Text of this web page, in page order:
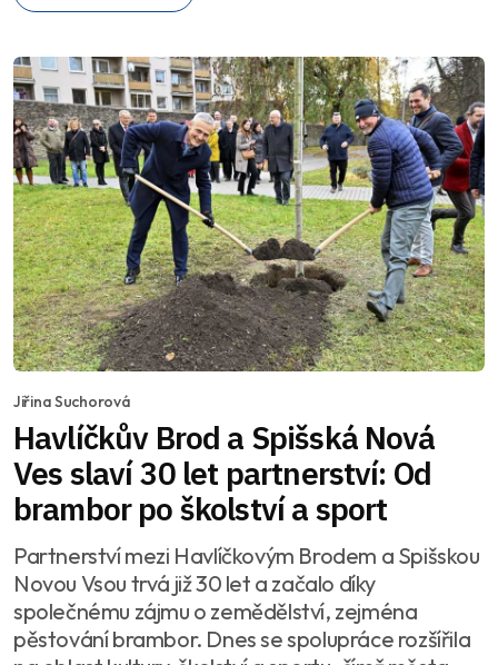
Jiřina Suchorová
Havlíčkův Brod a Spišská Nová
Ves slaví 30 let partnerství: Od
brambor po školství a sport
Partnerství mezi Havlíčkovým Brodem a Spišskou
Novou Vsou trvá již 30 let a začalo díky
společnému zájmu o zemědělství, zejména
pěstování brambor. Dnes se spolupráce rozšířila